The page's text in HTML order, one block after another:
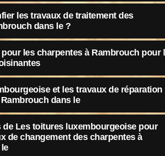
les travaux de traitement des
dans le ?
les charpentes à Rambrouch pour
et les travaux de réparation
dans le
de Les toitures luxembourgeoise pour
de changement des charpentes à